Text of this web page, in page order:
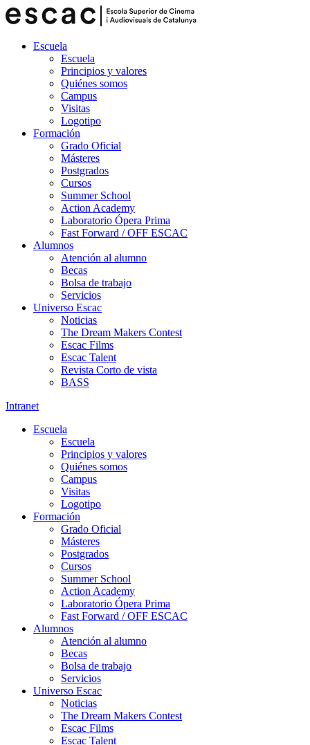
Escuela
Escuela
Principios y valores
Quiénes somos
Campus
Visitas
Logotipo
Formación
Grado Oficial
Másteres
Postgrados
Cursos
Summer School
Action Academy
Laboratorio Ópera Prima
Fast Forward / OFF ESCAC
Alumnos
Atención al alumno
Becas
Bolsa de trabajo
Servicios
Universo Escac
Noticias
The Dream Makers Contest
Escac Films
Escac Talent
Revista Corto de vista
BASS
Intranet
Escuela
Escuela
Principios y valores
Quiénes somos
Campus
Visitas
Logotipo
Formación
Grado Oficial
Másteres
Postgrados
Cursos
Summer School
Action Academy
Laboratorio Ópera Prima
Fast Forward / OFF ESCAC
Alumnos
Atención al alumno
Becas
Bolsa de trabajo
Servicios
Universo Escac
Noticias
The Dream Makers Contest
Escac Films
Escac Talent